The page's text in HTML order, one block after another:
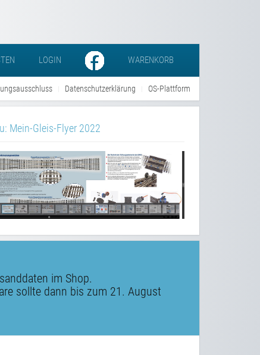
LOGIN WARENKORB
Datenschutzerklärung OS-Plattform
Mein-Gleis-Flyer 2022
im Shop.
sollte dann bis zum 21. August